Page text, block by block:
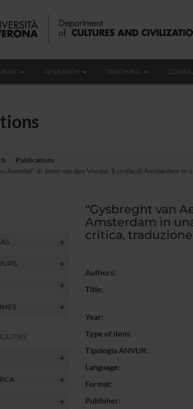
RESEARCH TEACHING
Publications
Aemstel" di Joost van den Vondel. Il crollo di Amsterdam in
"Gysbreght van
Amsterdam in
critica,
Authors:
Title:
Year:
Type of item:
Tipologia ANVUR:
Language:
Format:
Publisher: